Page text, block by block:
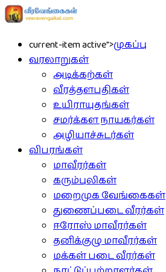
current-item active">முகப்பு
வரலாறுகள்
அடிக்கற்கள்
வீரத்தளபதிகள்
உயிராயுதங்கள்
சமர்க்கள நாயகர்கள்
அழியாச்சுடர்கள்
விபரங்கள்
மாவீரர்கள்
கரும்புலிகள்
மறைமுக வேங்கைகள்
துணைப்படை வீரர்கள்
ஈரோஸ் மாவீரர்கள்
தனிக்குழு மாவீரர்கள்
மக்கள் படை வீரர்கள்